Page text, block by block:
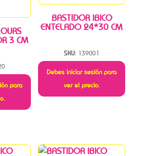
3 CM
para
BASTIDOR IBICO
ENTELADO 24*30 CM
SKU: 139001
Debes iniciar sesión para
ver el precio.